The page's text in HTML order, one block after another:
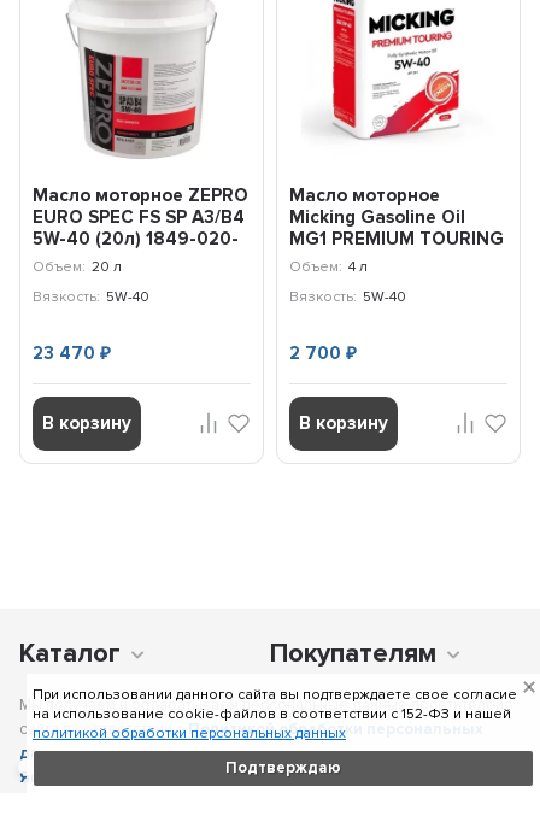
При использовании данного сайта вы подтверждаете свое согласие
на использование cookie-файлов в соответствии c 152-ФЗ и нашей
политикой обработки персональных данных
Подтверждаю
Масло моторное ZEPRO
EURO SPEC FS SP A3/B4
5W-40 (20л) 1849-020-
0
Объем: 20 л
Вязкость: 5W-40
23 470₽
В корзину
Масло моторное
Micking Gasoline Oil
MG1 PREMIUM TOURING
5W-40 SN/RC (4л)
Объем: 4 л
Вязкость: 5W-40
2 700 ₽
В корзину
Каталог Покупателям
Мы получаем и обрабатываем персональные данные посетителей
сайта в соответствии с Политикой обработки персональных
данных, в том числе с использованием сервиса аналитики
Яндекс.Метрика
. Отправка персональных данных с помощью